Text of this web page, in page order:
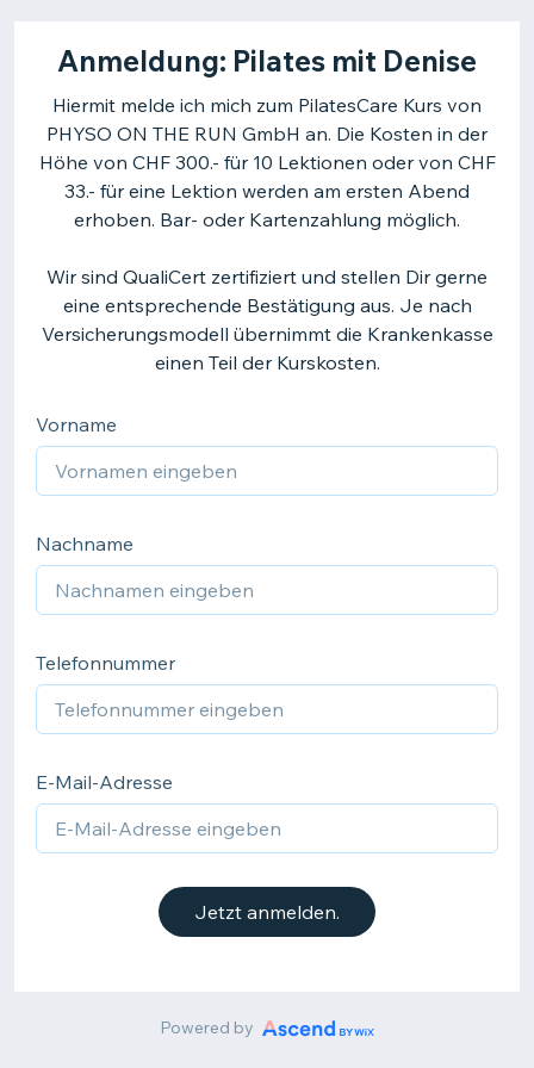
Anmeldung: Pilates mit Denise
Hiermit melde ich mich zum PilatesCare Kurs von
PHYSO ON THE RUN GmbH an. Die Kosten in der
Höhe von CHF 300.- für 10 Lektionen oder von CHF
33.- für eine Lektion werden am ersten Abend
erhoben. Bar- oder Kartenzahlung möglich.
Wir sind QualiCert zertifiziert und stellen Dir gerne
eine entsprechende Bestätigung aus. Je nach
Versicherungsmodell übernimmt die Krankenkasse
einen Teil der Kurskosten.
Vorname
Nachname
Telefonnummer
E-Mail-Adresse
Jetzt anmelden.
Powered by